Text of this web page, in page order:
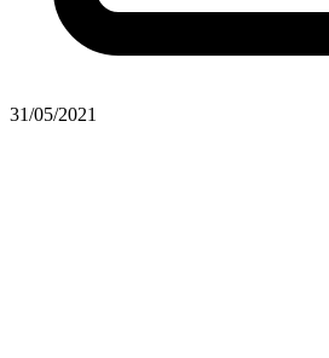
31/05/2021